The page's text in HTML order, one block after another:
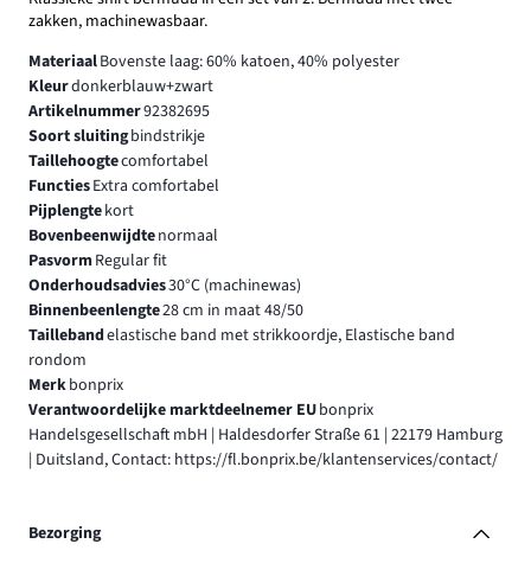
zakken, machinewasbaar.
MateriaalBovenste laag: 60% katoen, 40% polyester
Kleurdonkerblauw+zwart
Artikelnummer92382695
Soort sluitingbindstrikje
Taillehoogtecomfortabel
FunctiesExtra comfortabel
Pijplengtekort
Bovenbeenwijdtenormaal
PasvormRegular fit
Onderhoudsadvies30°C (machinewas)
Binnenbeenlengte28 cm in maat 48/50
Taillebandelastische band met strikkoordje, Elastische band
rondom
Merkbonprix
Verantwoordelijke marktdeelnemer EUbonprix
Handelsgesellschaft mbH | Haldesdorfer Straße 61 | 22179 Hamburg
| Duitsland, Contact: https://fl.bonprix.be/klantenservices/contact/
Bezorging